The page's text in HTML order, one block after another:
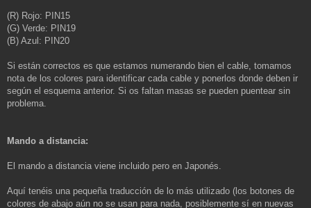
(R) Rojo: PIN15
(G) Verde: PIN19
(B) Azul: PIN20
Si están correctos es que estamos numerando bien el cable, tomamos
nota de los colores para identificar cada cable y ponerlos donde deben ir
según el esquema anterior. Si os faltan masas se pueden puentear sin
problema.
Mando a distancia:
El mando a distancia viene incluido pero en Japonés.
Aquí tenéis una pequeña traducción de lo más utilizado (los botones de
colores de abajo aún no se usan para nada, posiblemente sí en nuevas